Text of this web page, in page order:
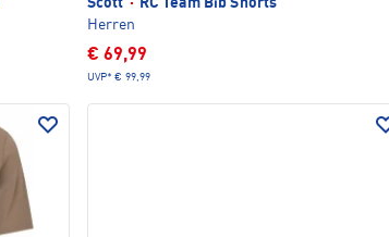
Scott ·
RC Team Bib Shorts
Herren
€ 69,99
UVP* € 99,99